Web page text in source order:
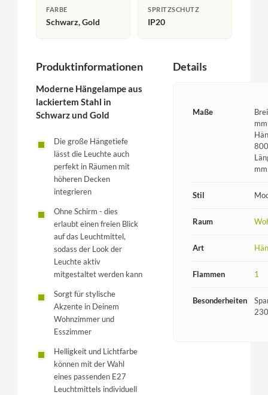
FARBE
Schwarz, Gold
SPRITZSCHUTZ
IP20
Produktinformationen
Moderne Hängelampe aus
lackiertem Stahl in
Schwarz und Gold
Die große Hängetiefe
lässt die Leuchte auch
perfekt in Räumen mit
höheren Decken
integrieren
Ohne Schirm - dies
erlaubt einen freien Blick
auf das Leuchtmittel,
sodass der Look der
Leuchte aktiv
mitgestaltet werden kann
Sorgt für stylische
Akzente in Deinem
Wohnzimmer und
Esszimmer
Helligkeit und Lichtfarbe
können mit der Wahl
eines passenden E27
Leuchtmittels individuell
Details
Maße
mm
Stil
Raum
Art
Flammen 1
Besonderheiten